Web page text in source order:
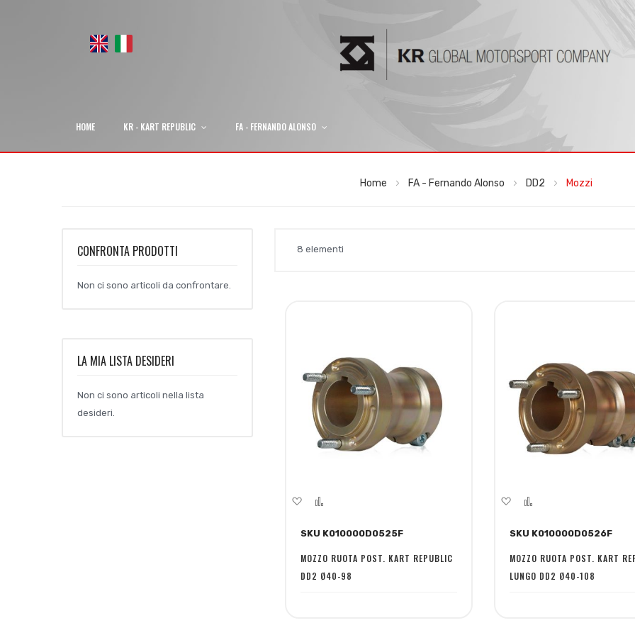
HOME KR - KART REPUBLIC FA - FERNANDO ALONSO
Home FA - Fernando Alonso DD2 Mozzi
8 elementi
Aggiungi
lista
desideri
confronto
SKU K010000D0525F
MOZZO RUOTA POST. KART REPUBLIC
DD2 Ø40-98
Aggiungi
lista
desideri
confronto
SKU K010000D0526F
MOZZO RUOTA POST. KART
LUNGO DD2 Ø40-108
CONFRONTA PRODOTTI
Non ci sono articoli da confrontare.
LA MIA LISTA DESIDERI
Non ci sono articoli nella lista
desideri.